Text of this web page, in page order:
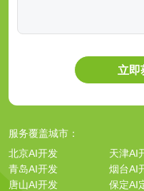
立即
服务覆盖城市：
北京AI开发
天津AI
青岛AI开发
烟台AI
唐山AI开发
保定AI